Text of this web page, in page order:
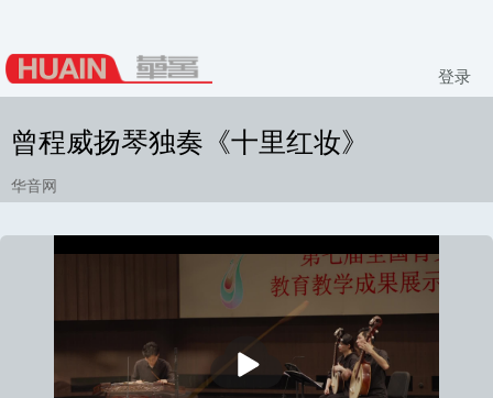
登录
曾程威扬琴独奏《十里红妆》
华音网
放